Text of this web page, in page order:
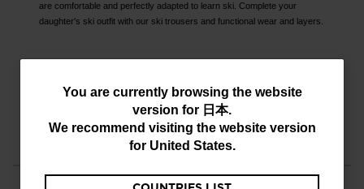
You
are
You are currently browsing the website
version for 日本.
We recommend visiting the website version
for United States.
are comfortable and perfectly adapted to learn ski. Complete your
daughter's ski outfit with our ski trousers and functional wear and layers.
無料返品 無料配送